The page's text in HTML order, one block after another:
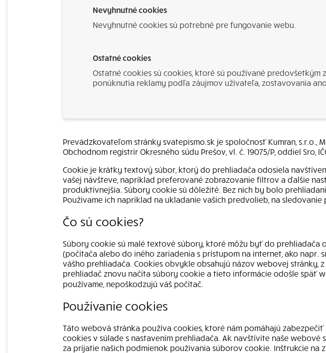
Nevyhnutné cookies
Nevyhnutné cookies sú potrebné pre fungovanie webu.
Ostatné cookies
Ostatné cookies sú cookies, ktoré sú používané predovšetkým
ponúknutia reklamy podľa záujmov užívateľa, zostavovania
Prevádzkovateľom stránky svatepismo.sk je spoločnosť Kumran, s.r.o.,
Obchodnom registrir Okresného súdu Prešov, vl. č. 19075/P, oddiel Sro,
Cookie je krátky textový súbor, ktorý do prehliadača odosiela
vašej návšteve, napríklad preferované zobrazovanie filtrov a ďalšie
produktívnejšia. Súbory cookie sú dôležité. Bez nich by bolo
Používame ich napríklad na ukladanie vašich predvolieb, na
Čo sú cookies?
Súbory cookie sú malé textové súbory, ktoré môžu byť do
(počítača alebo do iného zariadenia s prístupom na internet, ako
vášho prehliadača. Cookies obvykle obsahujú názov webovej
prehliadač znovu načíta súbory cookie a tieto informácie odošle späť
používame, nepoškodzujú váš počítač.
Používanie cookies
Táto webová stránka používa cookies, ktoré nám pomáhajú
cookies v súlade s nastavením prehliadača. Ak navštívite naše
za prijatie našich podmienok používania súborov cookie. Inštrukcie na